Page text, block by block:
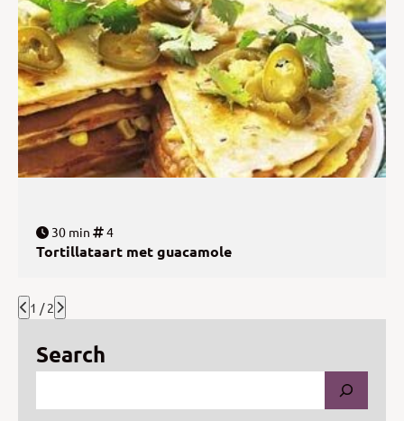
30 min 4
Tortillataart met guacamole
1 / 2
Search